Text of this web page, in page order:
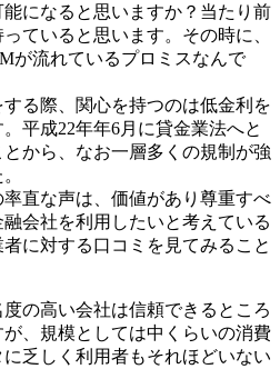
になると思いますか？当たり前
ていると思います。その時に、
が流れているプロミスなんで
る際、関心を持つのは低金利を
平成22年年6月に貸金業法へと
から、なお一層多くの規制が強
直な声は、価値があり尊重すべ
会社を利用したいと考えている
に対する口コミを見てみること
の高い会社は信頼できるところ
、規模としては中くらいの消費
乏しく利用者もそれほどいない